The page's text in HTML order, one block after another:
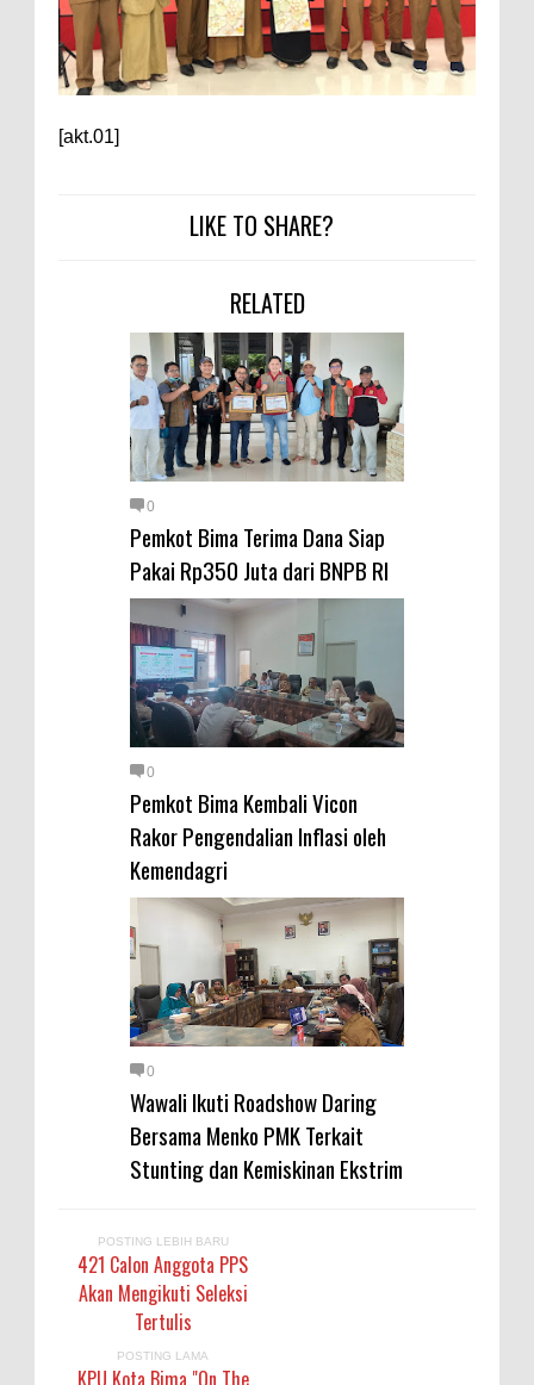
[akt.01]
LIKE TO SHARE?
RELATED
0
Pemkot Bima Terima Dana Siap
Pakai Rp350 Juta dari BNPB RI
0
Pemkot Bima Kembali Vicon
Rakor Pengendalian Inflasi oleh
Kemendagri
0
Wawali Ikuti Roadshow Daring
Bersama Menko PMK Terkait
Stunting dan Kemiskinan Ekstrim
POSTING LEBIH BARU
421 Calon Anggota PPS
Akan Mengikuti Seleksi
Tertulis
POSTING LAMA
KPU Kota Bima "On The